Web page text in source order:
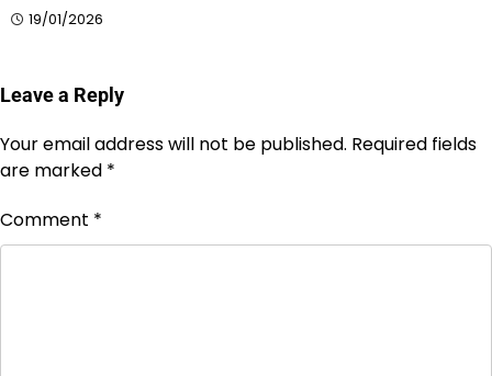
19/01/2026
Leave a Reply
Your email address will not be published. Required fields
are marked *
Comment *